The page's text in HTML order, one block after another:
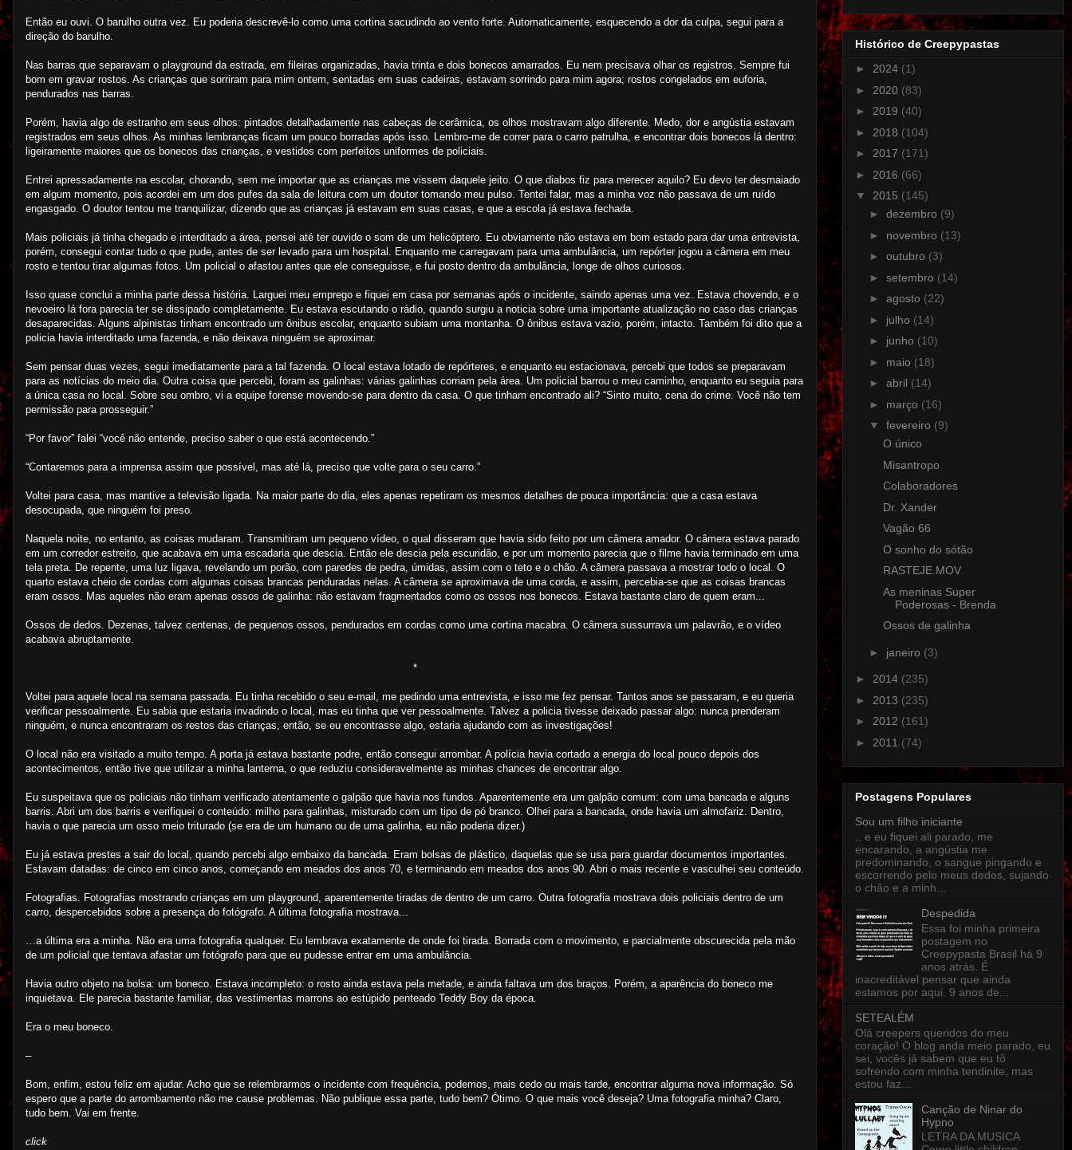
Então eu ouvi. O barulho outra vez. Eu poderia descrevê-lo como uma cortina sacudindo ao vento forte. Automaticamente, esquecendo a dor da culpa, segui para a
direção do barulho.
Nas barras que separavam o playground da estrada, em fileiras organizadas, havia trinta e dois bonecos amarrados. Eu nem precisava olhar os registros. Sempre fui
bom em gravar rostos. As crianças que sorriram para mim ontem, sentadas em suas cadeiras, estavam sorrindo para mim agora; rostos congelados em euforia,
pendurados nas barras.
Porém, havia algo de estranho em seus olhos: pintados detalhadamente nas cabeças de cerâmica, os olhos mostravam algo diferente. Medo, dor e angústia estavam
registrados em seus olhos. As minhas lembranças ficam um pouco borradas após isso. Lembro-me de correr para o carro patrulha, e encontrar dois bonecos lá dentro:
ligeiramente maiores que os bonecos das crianças, e vestidos com perfeitos uniformes de policiais.
Entrei apressadamente na escolar, chorando, sem me importar que as crianças me vissem daquele jeito. O que diabos fiz para merecer aquilo? Eu devo ter desmaiado
em algum momento, pois acordei em um dos pufes da sala de leitura com um doutor tomando meu pulso. Tentei falar, mas a minha voz não passava de um ruído
engasgado. O doutor tentou me tranquilizar, dizendo que as crianças já estavam em suas casas, e que a escola já estava fechada.
Mais policiais já tinha chegado e interditado a área, pensei até ter ouvido o som de um helicóptero. Eu obviamente não estava em bom estado para dar uma entrevista,
porém, consegui contar tudo o que pude, antes de ser levado para um hospital. Enquanto me carregavam para uma ambulância, um repórter jogou a câmera em meu
rosto e tentou tirar algumas fotos. Um policial o afastou antes que ele conseguisse, e fui posto dentro da ambulância, longe de olhos curiosos.
Isso quase conclui a minha parte dessa história. Larguei meu emprego e fiquei em casa por semanas após o incidente, saindo apenas uma vez. Estava chovendo, e o
nevoeiro lá fora parecia ter se dissipado completamente. Eu estava escutando o rádio, quando surgiu a noticia sobre uma importante atualização no caso das crianças
desaparecidas. Alguns alpinistas tinham encontrado um ônibus escolar, enquanto subiam uma montanha. O ônibus estava vazio, porém, intacto. Também foi dito que a
policia havia interditado uma fazenda, e não deixava ninguém se aproximar.
Sem pensar duas vezes, segui imediatamente para a tal fazenda. O local estava lotado de repórteres, e enquanto eu estacionava, percebi que todos se preparavam
para as notícias do meio dia. Outra coisa que percebi, foram as galinhas: várias galinhas corriam pela área. Um policial barrou o meu caminho, enquanto eu seguia para
a única casa no local. Sobre seu ombro, vi a equipe forense movendo-se para dentro da casa. O que tinham encontrado ali? “Sinto muito, cena do crime. Você não tem
permissão para prosseguir.”
“Por favor” falei “você não entende, preciso saber o que está acontecendo.”
“Contaremos para a imprensa assim que possível, mas até lá, preciso que volte para o seu carro.”
Voltei para casa, mas mantive a televisão ligada. Na maior parte do dia, eles apenas repetiram os mesmos detalhes de pouca importância: que a casa estava
desocupada, que ninguém foi preso.
Naquela noite, no entanto, as coisas mudaram. Transmitiram um pequeno vídeo, o qual disseram que havia sido feito por um câmera amador. O câmera estava parado
em um corredor estreito, que acabava em uma escadaria que descia. Então ele descia pela escuridão, e por um momento parecia que o filme havia terminado em uma
tela preta. De repente, uma luz ligava, revelando um porão, com paredes de pedra, úmidas, assim com o teto e o chão. A câmera passava a mostrar todo o local. O
quarto estava cheio de cordas com algumas coisas brancas penduradas nelas. A câmera se aproximava de uma corda, e assim, percebia-se que as coisas brancas
eram ossos. Mas aqueles não eram apenas ossos de galinha: não estavam fragmentados como os ossos nos bonecos. Estava bastante claro de quem eram...
Ossos de dedos. Dezenas, talvez centenas, de pequenos ossos, pendurados em cordas como uma cortina macabra. O câmera sussurrava um palavrão, e o vídeo
acabava abruptamente.
*
Voltei para aquele local na semana passada. Eu tinha recebido o seu e-mail, me pedindo uma entrevista, e isso me fez pensar. Tantos anos se passaram, e eu queria
verificar pessoalmente. Eu sabia que estaria invadindo o local, mas eu tinha que ver pessoalmente. Talvez a policia tivesse deixado passar algo: nunca prenderam
ninguém, e nunca encontraram os restos das crianças, então, se eu encontrasse algo, estaria ajudando com as investigações!
O local não era visitado a muito tempo. A porta já estava bastante podre, então consegui arrombar. A polícia havia cortado a energia do local pouco depois dos
acontecimentos, então tive que utilizar a minha lanterna, o que reduziu consideravelmente as minhas chances de encontrar algo.
Eu suspeitava que os policiais não tinham verificado atentamente o galpão que havia nos fundos. Aparentemente era um galpão comum: com uma bancada e alguns
barris. Abri um dos barris e verifiquei o conteúdo: milho para galinhas, misturado com um tipo de pó branco. Olhei para a bancada, onde havia um almofariz. Dentro,
havia o que parecia um osso meio triturado (se era de um humano ou de uma galinha, eu não poderia dizer.)
Eu já estava prestes a sair do local, quando percebi algo embaixo da bancada. Eram bolsas de plástico, daquelas que se usa para guardar documentos importantes.
Estavam datadas: de cinco em cinco anos, começando em meados dos anos 70, e terminando em meados dos anos 90. Abri o mais recente e vasculhei seu conteúdo.
Fotografias. Fotografias mostrando crianças em um playground, aparentemente tiradas de dentro de um carro. Outra fotografia mostrava dois policiais dentro de um
carro, despercebidos sobre a presença do fotógrafo. A última fotografia mostrava...
…a última era a minha. Não era uma fotografia qualquer. Eu lembrava exatamente de onde foi tirada. Borrada com o movimento, e parcialmente obscurecida pela mão
de um policial que tentava afastar um fotógrafo para que eu pudesse entrar em uma ambulância.
Havia outro objeto na bolsa: um boneco. Estava incompleto: o rosto ainda estava pela metade, e ainda faltava um dos braços. Porém, a aparência do boneco me
inquietava. Ele parecia bastante familiar, das vestimentas marrons ao estúpido penteado Teddy Boy da época.
Era o meu boneco.
–
Bom, enfim, estou feliz em ajudar. Acho que se relembrarmos o incidente com frequência, podemos, mais cedo ou mais tarde, encontrar alguma nova informação. Só
espero que a parte do arrombamento não me cause problemas. Não publique essa parte, tudo bem? Ótimo. O que mais você deseja? Uma fotografia minha? Claro,
tudo bem. Vai em frente.
click
Histórico de Creepypastas
► 2024 (1)
► 2020 (83)
► 2019 (40)
► 2018 (104)
► 2017 (171)
► 2016 (66)
▼ 2015 (145)
► dezembro (9)
► novembro (13)
► outubro (3)
► setembro (14)
► agosto (22)
► julho (14)
► junho (10)
► maio (18)
► abril (14)
► março (16)
▼ fevereiro (9)
O único
Misantropo
Colaboradores
Dr. Xander
Vagão 66
O sonho do sótão
RASTEJE.MOV
As meninas Super
Poderosas - Brenda
Ossos de galinha
► janeiro (3)
► 2014 (235)
► 2013 (235)
► 2012 (161)
► 2011 (74)
Postagens Populares
Sou um filho iniciante
.. e eu fiquei ali parado, me
encarando, a angústia me
predominando, o sangue pingando e
escorrendo pelo meus dedos, sujando
o chão e a minh...
Despedida
Essa foi minha primeira
postagem no
Creepypasta Brasil há 9
anos atrás. É
inacreditável pensar que ainda
estamos por aqui. 9 anos de...
SETEALÉM
Olá creepers queridos do meu
coração! O blog anda meio parado, eu
sei, vocês já sabem que eu tô
sofrendo com minha tendinite, mas
estou faz...
Canção de Ninar do
Hypno
LETRA DA MUSICA